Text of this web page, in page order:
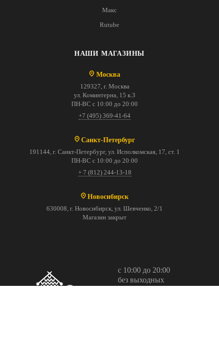
Макс
Rutube
НАШИ МАГАЗИНЫ
Москва
129327, г. Москва
ул. Коминтерна, 15 к.3
ПН-ВС с 10:00 до 20:00
+7 (495) 369-41-64
Санкт-Петербург
191144, г. Санкт-Петербург, ул. Исполкомская, 17, ст. 1
ПН-ВС с 10:00 до 20:00
+ 7 (812) 244-13-18
Новосибирск
630008, г. Новосибирск, ул. Шевченко, 2/1
Магазин закрыт
с 10:00 до 20:00
без выходных